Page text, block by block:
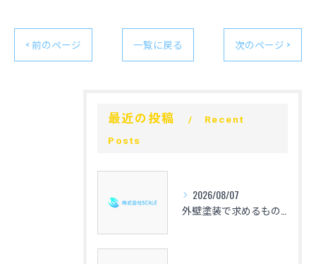
< 前のページ 一覧に戻る 次のページ >
最近の投稿
Recent
Posts
2026/08/07